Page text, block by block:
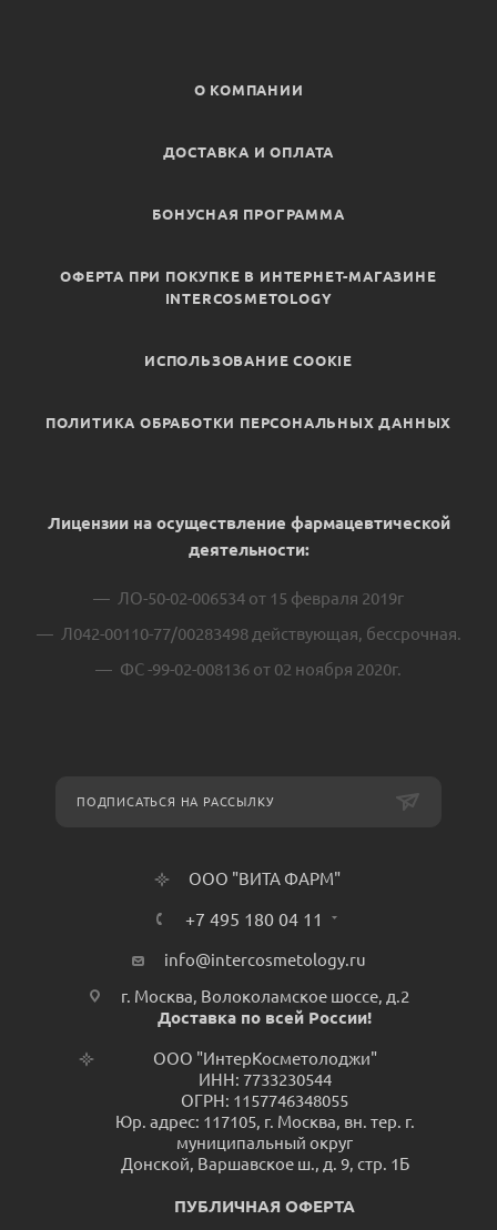
О КОМПАНИИ
ДОСТАВКА И ОПЛАТА
БОНУСНАЯ ПРОГРАММА
ОФЕРТА ПРИ ПОКУПКЕ В ИНТЕРНЕТ-МАГАЗИНЕ
INTERCOSMETOLOGY
ИСПОЛЬЗОВАНИЕ COOKIE
ПОЛИТИКА ОБРАБОТКИ ПЕРСОНАЛЬНЫХ ДАННЫХ
Лицензии на осуществление фармацевтической
деятельности:
ЛО-50-02-006534 от 15 февраля 2019г
Л042-00110-77/00283498 действующая, бессрочная.
ФС -99-02-008136 от 02 ноября 2020г.
ПОДПИСАТЬСЯ НА РАССЫЛКУ
ООО "ВИТА ФАРМ"
+7 495 180 04 11
info@intercosmetology.ru
г. Москва, Волоколамское шоссе, д.2
Доставка по всей России!
ООО "ИнтерКосметолоджи"
ИНН: 7733230544
ОГРН: 1157746348055
Юр. адрес: 117105, г. Москва, вн. тер. г.
муниципальный округ
Донской, Варшавское ш., д. 9, стр. 1Б
ПУБЛИЧНАЯ ОФЕРТА